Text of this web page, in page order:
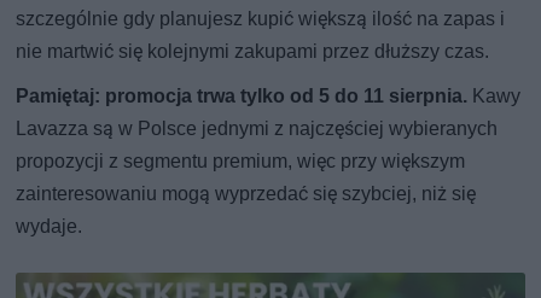
szczególnie gdy planujesz kupić większą ilość na zapas i
nie martwić się kolejnymi zakupami przez dłuższy czas.
Pamiętaj: promocja trwa tylko od 5 do 11 sierpnia. Kawy
Lavazza są w Polsce jednymi z najczęściej wybieranych
propozycji z segmentu premium, więc przy większym
zainteresowaniu mogą wyprzedać się szybciej, niż się
wydaje.